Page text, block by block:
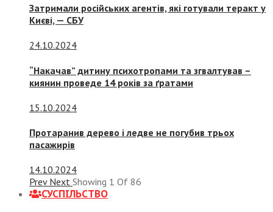
Затримали російських агентів, які готували теракт у
Києві, — СБУ
24.10.2024
“Накачав” дитину психотропами та згвалтував –
киянин проведе 14 років за ґратами
15.10.2024
Протаранив дерево і ледве не погубив трьох
пасажирів
14.10.2024
Prev Next Showing 1 Of 86
СУСПIЛЬСТВО